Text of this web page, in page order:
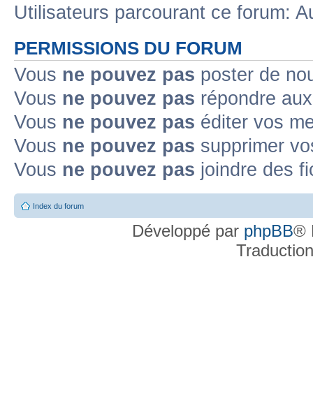
Utilisateurs parcourant ce forum:
PERMISSIONS DU FORUM
Vous ne pouvez pas poster de
Vous ne pouvez pas répondre
Vous ne pouvez pas éditer vos
Vous ne pouvez pas supprimer
Vous ne pouvez pas joindre des
Index du forum
Développé par phpBB®